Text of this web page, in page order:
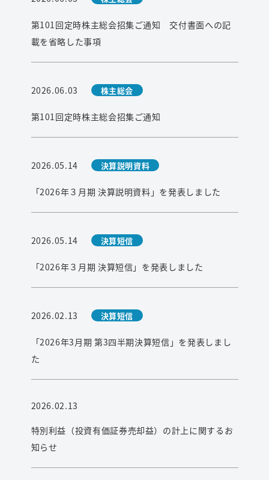
第101回定時株主総会招集ご通知 交付書面への記
載を省略した事項
2026.06.03 株主総会
第101回定時株主総会招集ご通知
2026.05.14 決算説明資料
「2026年３月期 決算説明資料」を発表しました
2026.05.14 決算短信
「2026年３月期 決算短信」を発表しました
2026.02.13 決算短信
「2026年3月期 第3四半期決算短信」を発表しまし
た
2026.02.13
特別利益（投資有価証券売却益）の計上に関するお
知らせ